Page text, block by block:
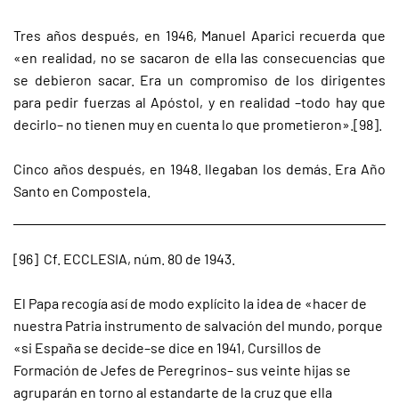
Tres años después, en 1946, Manuel Aparici recuerda que
«en realidad, no se sacaron de ella las consecuencias que
se debieron sacar. Era un compromiso de los dirigentes
para pedir fuerzas al Apóstol, y en realidad –todo hay que
decirlo– no tienen muy en cuenta lo que prometieron».[98].
Cinco años después, en 1948. llegaban los demás. Era Año
Santo en Compostela.
[96] Cf. ECCLESIA, núm. 80 de 1943.
El Papa recogía así de modo explícito la idea de «hacer de
nuestra Patria instrumento de salvación del mundo, porque
«si España se decide–se dice en 1941, Cursillos de
Formación de Jefes de Peregrinos– sus veinte hijas se
agruparán en torno al estandarte de la cruz que ella